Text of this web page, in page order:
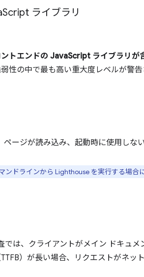
Script ライブラリ
トエンドの JavaScript ライブラリが
性の中で最も高い重大度レベルが警告
ページが読み込み、起動時に使用しな
ンドラインから Lighthouse を実行する場合
では、クライアントがメイン ドキュ
）が長い場合、リクエストがネッ